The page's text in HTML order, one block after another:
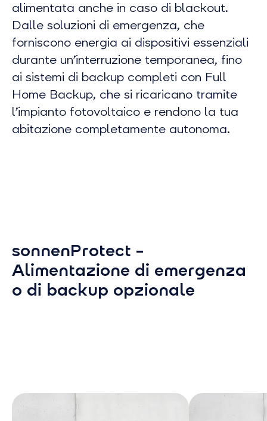
alimentata anche in caso di blackout.
Dalle soluzioni di emergenza, che
forniscono energia ai dispositivi essenziali
durante un’interruzione temporanea, fino
ai sistemi di backup completi con Full
Home Backup, che si ricaricano tramite
l’impianto fotovoltaico e rendono la tua
abitazione completamente autonoma.
sonnenProtect –
Alimentazione di emergenza
o di backup opzionale